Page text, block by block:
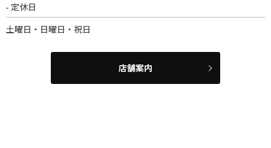
定休日
土曜日・日曜日・祝日
店舗案内